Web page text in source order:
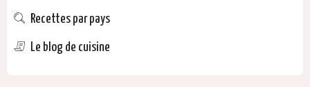
Recettes par pays
Le blog de cuisine